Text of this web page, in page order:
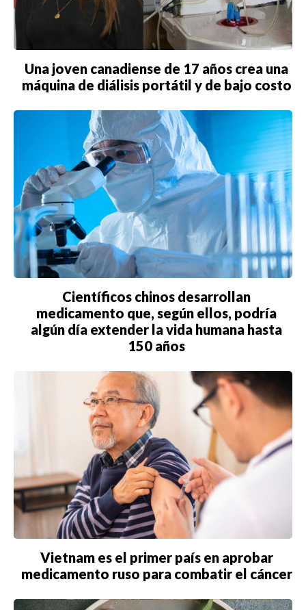
Una joven canadiense de 17 años crea una
máquina de diálisis portátil y de bajo costo
Científicos chinos desarrollan
medicamento que, según ellos, podría
algún día extender la vida humana hasta
150 años
Vietnam es el primer país en aprobar
medicamento ruso para combatir el cáncer